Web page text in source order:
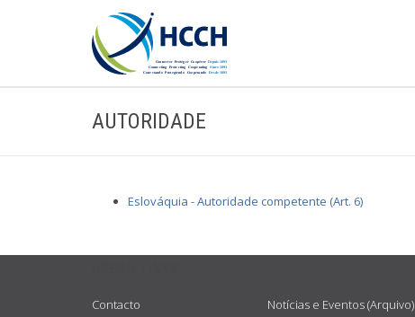
AUTORIDADE
Eslováquia - Autoridade competente (Art. 6)
Contacto
Notícias e Eventos (Arquivo)